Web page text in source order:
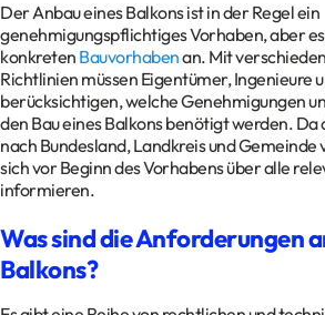
FAQ
Kontakt
Der Anbau eines Balkons ist in der Regel ein
genehmigungspflichtiges Vorhaben, aber
konkreten Bauvorhabenan. Mit
Richtlinien müssen Eigentümer, Ingenieure
berücksichtigen, welche Genehmigungen
den Bau eines Balkons benötigt werden. Da
nach Bundesland, Landkreis und
sich vor Beginn des Vorhabens über alle
informieren.
Was sind die Anforderungen
Balkons?